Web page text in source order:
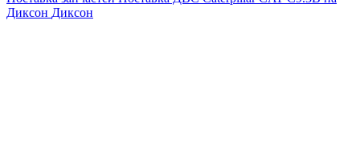
Диксон Диксон